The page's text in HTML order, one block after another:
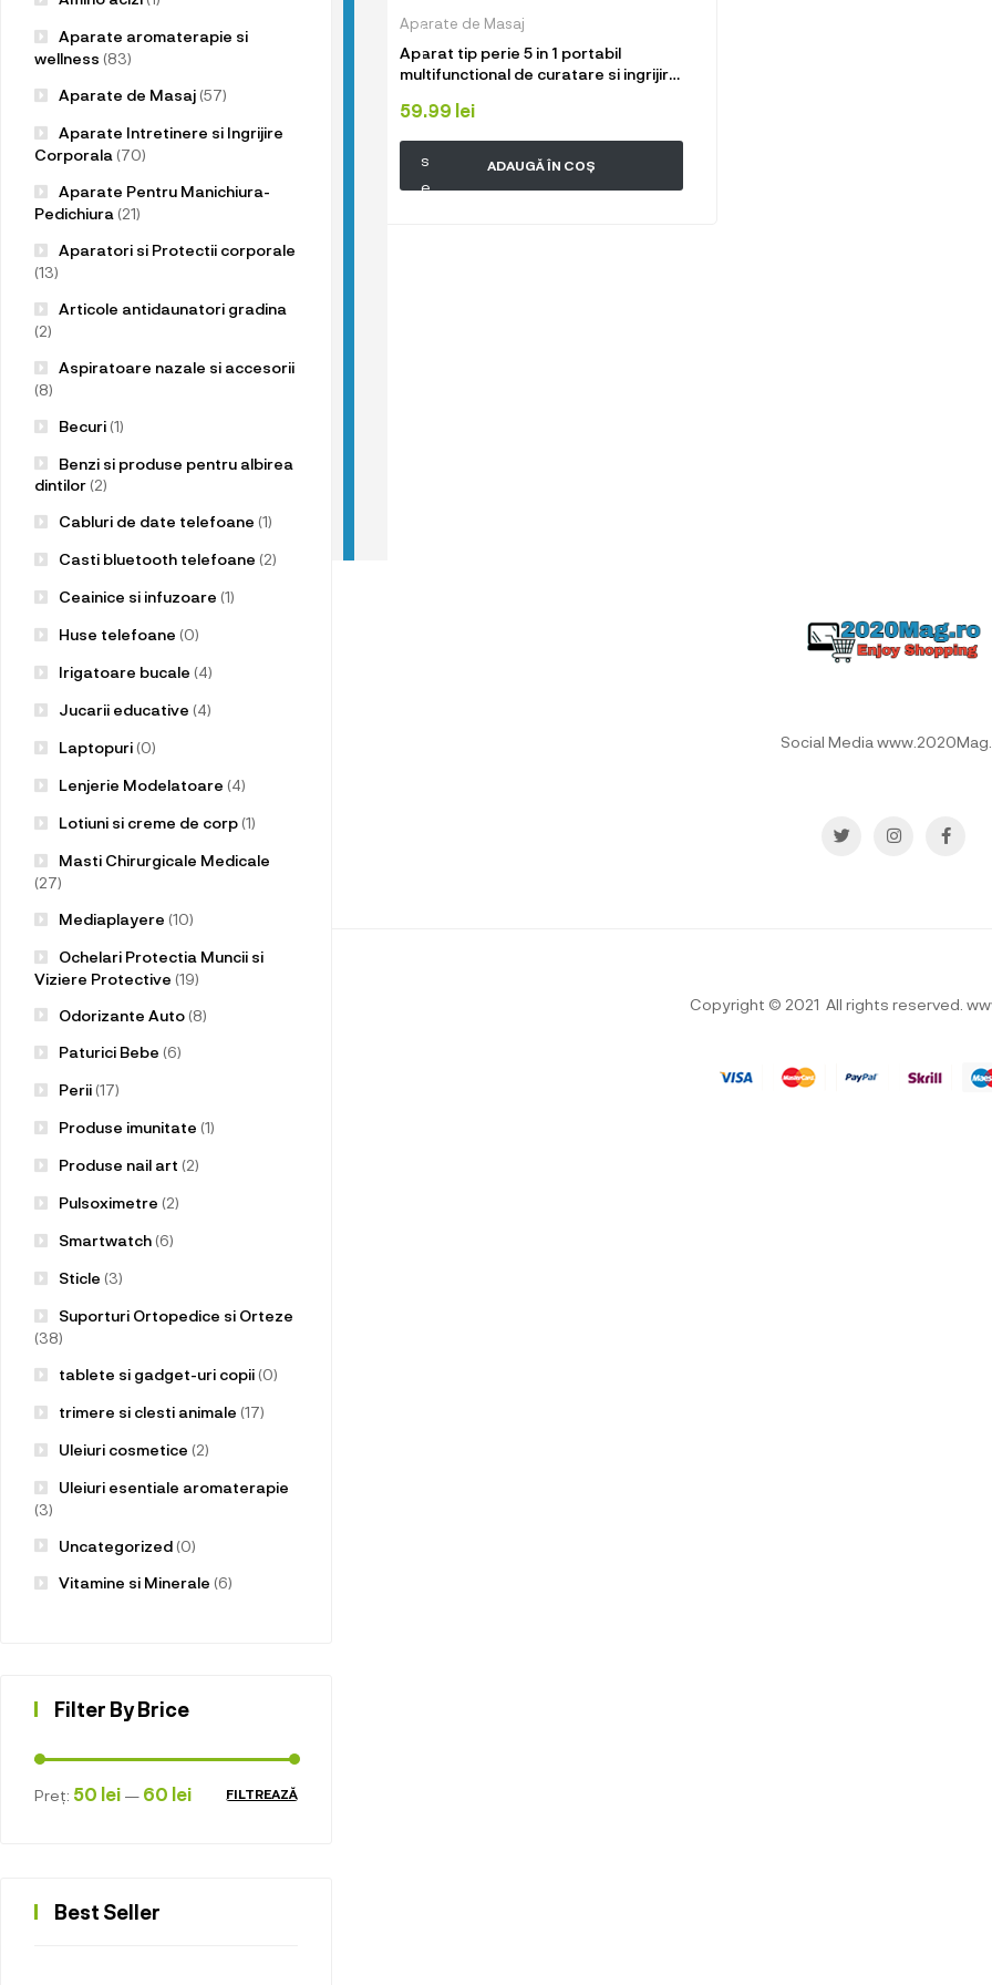
Aparate de Masaj
Aparat tip perie 5 in 1 portabil
multifunctional de curatare si ingrijire
capete de periere si exfoliere
59.99 lei
ADAUGĂ ÎN COȘ
Aparate aromaterapie si
wellness (83)
Aparate de Masaj(57)
Aparate Intretinere si Ingrijire
Corporala (70)
Aparate Pentru Manichiura-
Pedichiura (21)
Aparatori si Protectii corporale
(13)
Articole antidaunatori gradina
(2)
Aspiratoare nazale si accesorii
(8)
Becuri(1)
Benzi si produse pentru albirea
dintilor(2)
Cabluri de date telefoane (1)
Casti bluetooth telefoane (2)
Ceainice si infuzoare (1)
Huse telefoane (0)
Irigatoare bucale (4)
Jucarii educative (4)
Laptopuri(0)
Lenjerie Modelatoare (4)
Lotiuni si creme de corp(1)
Masti Chirurgicale Medicale
(27)
Mediaplayere (10)
Ochelari Protectia Muncii si
Viziere Protective (19)
Odorizante Auto(8)
Paturici Bebe (6)
Perii(17)
Produse imunitate (1)
Produse nail art (2)
Pulsoximetre (2)
Smartwatch(6)
Sticle (3)
Suporturi Ortopedice si Orteze
(38)
tablete si gadget-uri copii(0)
trimere si clesti animale (17)
Uleiuri cosmetice (2)
Uleiuri esentiale aromaterapie
(3)
Uncategorized(0)
Vitamine si Minerale (6)
Filter By Brice
FILTREAZĂ
Preț: 50 lei — 60 lei
Best Seller
p
r
o
d
s
e
Social Media
Copyright © 2021 All rights reserved.